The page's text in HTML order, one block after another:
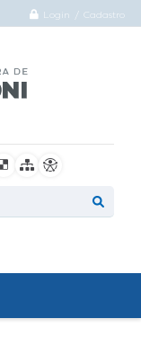
Login / Cadastro